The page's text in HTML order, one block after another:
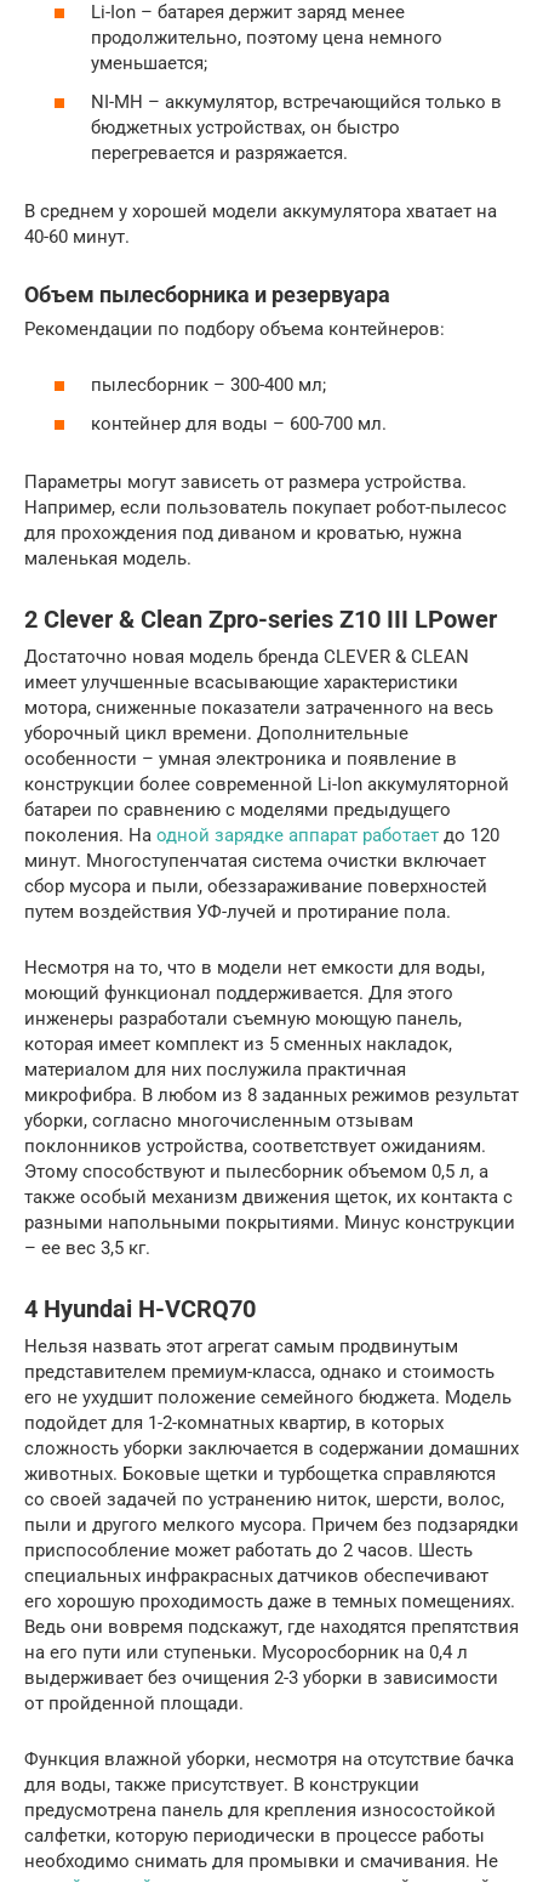
Li-Ion – батарея держит заряд менее
продолжительно, поэтому цена немного
уменьшается;
NI-MH – аккумулятор, встречающийся только в
бюджетных устройствах, он быстро
перегревается и разряжается.
В среднем у хорошей модели аккумулятора хватает на
40-60 минут.
Объем пылесборника и резервуара
Рекомендации по подбору объема контейнеров:
пылесборник – 300-400 мл;
контейнер для воды – 600-700 мл.
Параметры могут зависеть от размера устройства.
Например, если пользователь покупает робот-пылесос
для прохождения под диваном и кроватью, нужна
маленькая модель.
2 Clever & Clean Zpro-series Z10 III LPower
Достаточно новая модель бренда CLEVER & CLEAN
имеет улучшенные всасывающие характеристики
мотора, сниженные показатели затраченного на весь
уборочный цикл времени. Дополнительные
особенности – умная электроника и появление в
конструкции более современной Li-Ion аккумуляторной
батареи по сравнению с моделями предыдущего
поколения. На одной зарядке аппарат работает до 120
минут. Многоступенчатая система очистки включает
сбор мусора и пыли, обеззараживание поверхностей
путем воздействия УФ-лучей и протирание пола.
Несмотря на то, что в модели нет емкости для воды,
моющий функционал поддерживается. Для этого
инженеры разработали съемную моющую панель,
которая имеет комплект из 5 сменных накладок,
материалом для них послужила практичная
микрофибра. В любом из 8 заданных режимов результат
уборки, согласно многочисленным отзывам
поклонников устройства, соответствует ожиданиям.
Этому способствуют и пылесборник объемом 0,5 л, а
также особый механизм движения щеток, их контакта с
разными напольными покрытиями. Минус конструкции
– ее вес 3,5 кг.
4 Hyundai H-VCRQ70
Нельзя назвать этот агрегат самым продвинутым
представителем премиум-класса, однако и стоимость
его не ухудшит положение семейного бюджета. Модель
подойдет для 1-2-комнатных квартир, в которых
сложность уборки заключается в содержании домашних
животных. Боковые щетки и турбощетка справляются
со своей задачей по устранению ниток, шерсти, волос,
пыли и другого мелкого мусора. Причем без подзарядки
приспособление может работать до 2 часов. Шесть
специальных инфракрасных датчиков обеспечивают
его хорошую проходимость даже в темных помещениях.
Ведь они вовремя подскажут, где находятся препятствия
на его пути или ступеньки. Мусоросборник на 0,4 л
выдерживает без очищения 2-3 уборки в зависимости
от пройденной площади.
Функция влажной уборки, несмотря на отсутствие бачка
для воды, также присутствует. В конструкции
предусмотрена панель для крепления износостойкой
салфетки, которую периодически в процессе работы
необходимо снимать для промывки и смачивания. Не